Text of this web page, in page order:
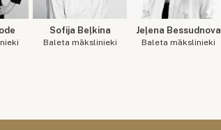
Sofija Beļkina
Baleta mākslinieki
Jeļena Bessudnova
Baleta mākslinieki